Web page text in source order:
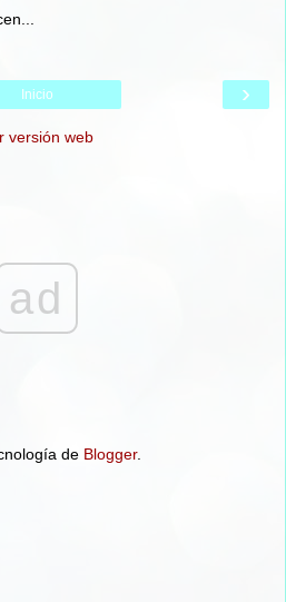
›
Inicio
versión web
ad
de Blogger.